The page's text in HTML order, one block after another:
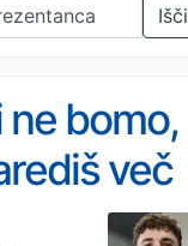
Išči
ne bomo,
več